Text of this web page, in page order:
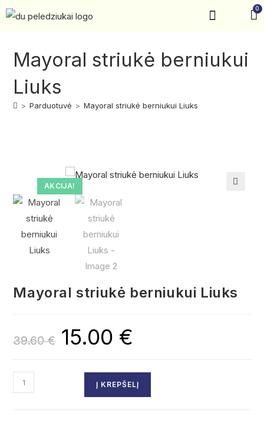
0
Mayoral striukė berniukui
Liuks
> Parduotuvė > Mayoral striukė berniukui Liuks
AKCIJA!
Mayoral striukė berniukui Liuks
39.60€ 15.00 €
Į KREPŠELĮ